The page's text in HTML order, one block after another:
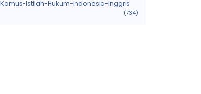
Kamus-Istilah-Hukum-Indonesia-Inggris
(734)